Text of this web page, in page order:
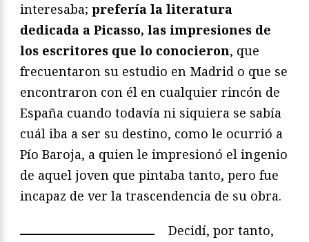
interesaba; prefería la literatura
dedicada a Picasso, las impresiones de
los escritores que lo conocieron, que
frecuentaron su estudio en Madrid o que se
encontraron con él en cualquier rincón de
España cuando todavía ni siquiera se sabía
cuál iba a ser su destino, como le ocurrió a
Pío Baroja, a quien le impresionó el ingenio
de aquel joven que pintaba tanto, pero fue
incapaz de ver la trascendencia de su obra.
Decidí, por tanto,